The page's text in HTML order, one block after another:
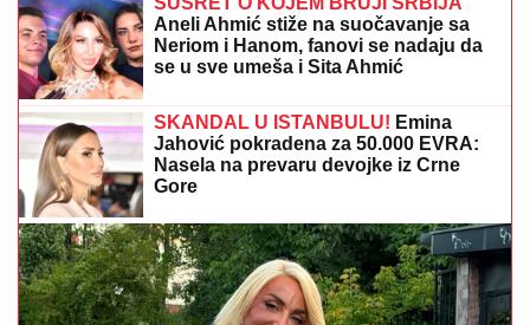
SKANDAL POSLE "ELITE"Anastasijin otac zvao
Borinu porodicu, pa napravio DAR-MAR! Tenzije
eskalirale u porodični rat, pa usledio OBRT
"Majo, Asmin je bio sa Gabi
bankarkom i biće opet, pazi se!" Stiglo
upozorenje koje će napraviti još veći
razdor